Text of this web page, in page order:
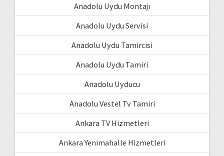
Anadolu Uydu Montajı
Anadolu Uydu Servisi
Anadolu Uydu Tamircisi
Anadolu Uydu Tamiri
Anadolu Uyducu
Anadolu Vestel Tv Tamiri
Ankara TV Hizmetleri
Ankara Yenimahalle Hizmetleri